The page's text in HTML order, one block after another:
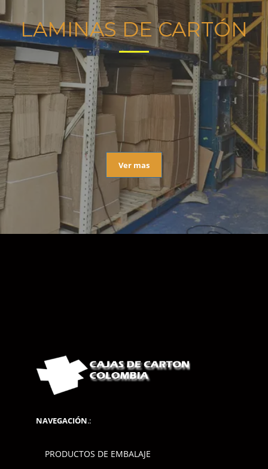
LAMINAS DE CARTÓN
Ver mas
NAVEGACIÓN.:
PRODUCTOS DE EMBALAJE